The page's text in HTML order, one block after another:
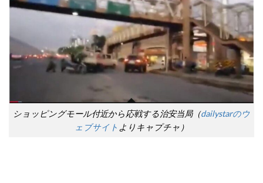
ショッピングモール付近から応戦する治安当局（dailystarのウ
ェブサイト よりキャプチャ）